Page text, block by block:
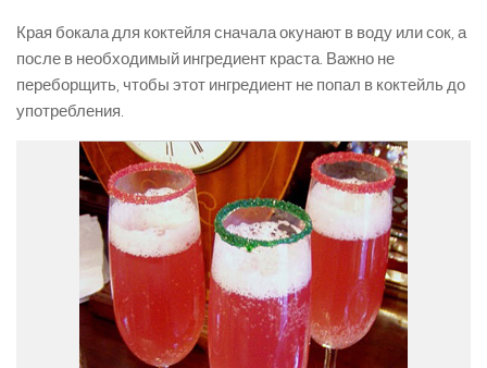
Края бокала для коктейля сначала окунают в воду или сок, а
после в необходимый ингредиент краста. Важно не
переборщить, чтобы этот ингредиент не попал в коктейль до
употребления.